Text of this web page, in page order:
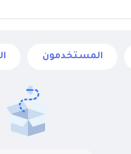
المستخدمون